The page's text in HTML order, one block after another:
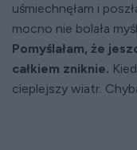
uśmiechnęłam i
mocno nie bolała
Pomyślałam, że
całkiem zniknie.
cieplejszy wiatr.